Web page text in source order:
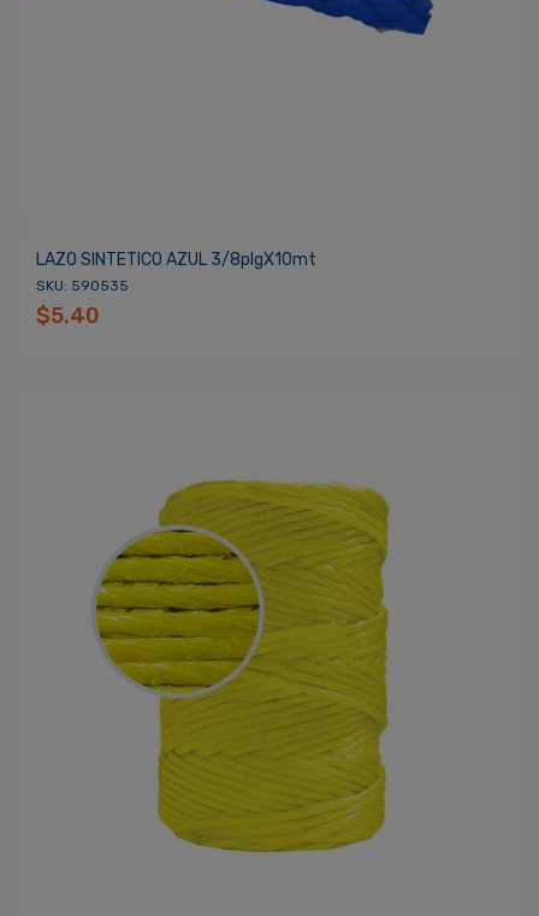
LAZO SINTETICO AZUL 3/8plgX10mt
SKU: 590535
$5.40